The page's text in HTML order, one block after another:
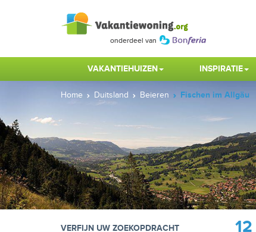
VAKANTIEHUIZEN INSPIRATIE
Home Duitsland Beieren Fischen im Allgäu
VERFIJN UW ZOEKOPDRACHT 12